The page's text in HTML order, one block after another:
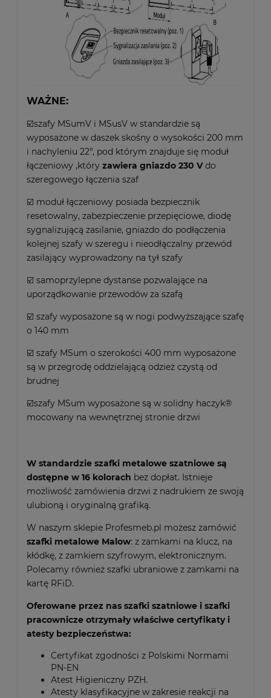
WAŻNE:
☑️szafy MSumV i MSusV w standardzie są
wyposażone w daszek skośny o wysokości 200 mm
i nachyleniu 22°, pod którym znajduje się moduł
łączeniowy ,który zawiera gniazdo 230 Vdo
szeregowego łączenia szaf
☑️ moduł łączeniowy posiada bezpiecznik
resetowalny, zabezpieczenie przepięciowe, diodę
sygnalizującą zasilanie, gniazdo do podłączenia
kolejnej szafy w szeregu i nieodłączalny przewód
zasilający wyprowadzony na tył szafy
☑️ samoprzylepne dystanse pozwalające na
uporządkowanie przewodów za szafą
☑️ szafy wyposażone są w nogi podwyższające szafę
o 140 mm
☑️ szafy MSum o szerokości 400 mm wyposażone
są w przegrodę oddzielającą odzież czystą od
brudnej
☑️szafy MSum wyposażone są w solidny haczyk®
mocowany na wewnętrznej stronie drzwi
W standardzie szafki metalowe szatniowe są
dostępne w 16 kolorach bez dopłat. Istnieje
możliwość zamówienia drzwi z nadrukiem ze swoją
ulubioną i oryginalną grafiką.
W naszym sklepie Profesmeb.pl możesz zamówić
szafki metalowe Malow: z zamkami na klucz, na
kłódkę, z zamkiem szyfrowym, elektronicznym.
Polecamy również szafki ubraniowe z zamkami na
kartę RFiD.
Oferowane przez nas szafki szatniowe i szafki
pracownicze otrzymały właściwe certyfikaty i
atesty bezpieczeństwa:
Certyfikat zgodności z Polskimi Normami
PN-EN
Atest Higieniczny PZH.
Atesty klasyfikacyjne w zakresie reakcji na